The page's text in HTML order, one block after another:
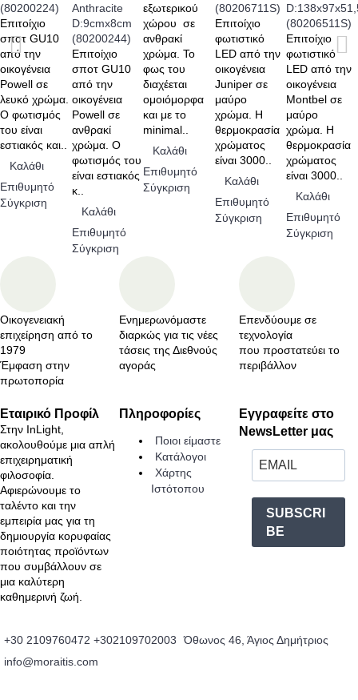
(80200224)
Επιτοίχιο
σποτ GU10
από την
οικογένεια
Powell σε
λευκό χρώμα.
Ο φωτισμός
του είναι
εστιακός και..
Καλάθι
Επιθυμητό
Σύγκριση
Anthracite
D:9cmx8cm
(80200244)
Επιτοίχιο
σποτ GU10
από την
οικογένεια
Powell σε
ανθρακί
χρώμα. Ο
φωτισμός του
είναι εστιακός
κ..
Καλάθι
Επιθυμητό
Σύγκριση
εξωτερικού
χώρου σε
ανθρακί
χρώμα. Το
φως του
διαχέεται
ομοιόμορφα
και με το
minimal..
Καλάθι
Επιθυμητό
Σύγκριση
(80206711S)
Επιτοίχιο
φωτιστικό
LED από την
οικογένεια
Juniper σε
μαύρο
χρώμα. Η
θερμοκρασία
χρώματος
είναι 3000..
Καλάθι
Επιθυμητό
Σύγκριση
(80206511S)
Επιτοίχιο
φωτιστικό
LED από την
οικογένεια
Montbel σε
μαύρο
χρώμα. Η
θερμοκρασία
χρώματος
είναι 3000..
Καλάθι
Επιθυμητό
Σύγκριση
Οικογενειακή
επιχείρηση από το
1979
Έμφαση στην
πρωτοπορία
Ενημερωνόμαστε
διαρκώς για τις νέες
τάσεις της Διεθνούς
αγοράς
Επενδύουμε σε
τεχνολογία
που προστατεύει το
περιβάλλον
Εταιρικό Προφίλ
Στην InLight,
ακολουθούμε μια απλή
επιχειρηματική
φιλοσοφία.
Αφιερώνουμε το
ταλέντο και την
εμπειρία μας για τη
δημιουργία κορυφαίας
ποιότητας προϊόντων
που συμβάλλουν σε
μια καλύτερη
καθημερινή ζωή.
Πληροφορίες
Ποιοι είμαστε
Κατάλογοι
Χάρτης
Ιστότοπου
Εγγραφείτε στο
NewsLetter μας
SUBSCRI
BE
+30 2109760472 +302109702003
Όθωνος 46, Άγιος Δημήτριος
info@moraitis.com